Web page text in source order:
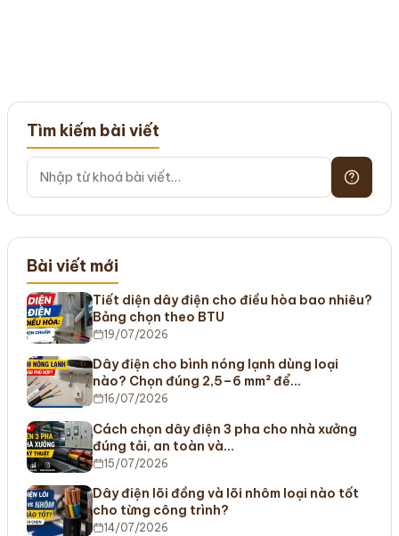
Tìm kiếm bài viết
Bài viết mới
Tiết diện dây điện cho điều hòa bao nhiêu?
Bảng chọn theo BTU
19/07/2026
Dây điện cho bình nóng lạnh dùng loại
nào? Chọn đúng 2,5–6 mm² để…
16/07/2026
Cách chọn dây điện 3 pha cho nhà xưởng
đúng tải, an toàn và…
15/07/2026
Dây điện lõi đồng và lõi nhôm loại nào tốt
cho từng công trình?
14/07/2026